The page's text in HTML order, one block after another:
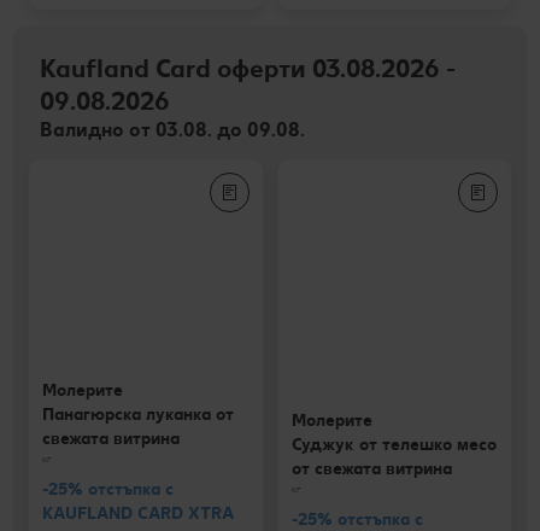
Kaufland Card оферти 03.08.2026 -
09.08.2026
Валидно от 03.08. до 09.08.
Молерите
Панагюрска луканка от
свежата витрина
кг
-25% отстъпка с
KAUFLAND CARD XTRA
Молерите
Суджук от телешко месо
от свежата витрина
кг
-25% отстъпка с